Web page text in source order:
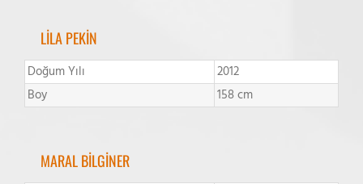
LİLA PEKİN
Doğum Yılı
2012
Boy
158 cm
MARAL BİLGİNER